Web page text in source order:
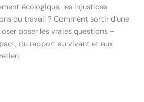
écologique, les injustices
du travail ? Comment sortir d’une
poser les vraies questions –
du rapport au vivant et aux